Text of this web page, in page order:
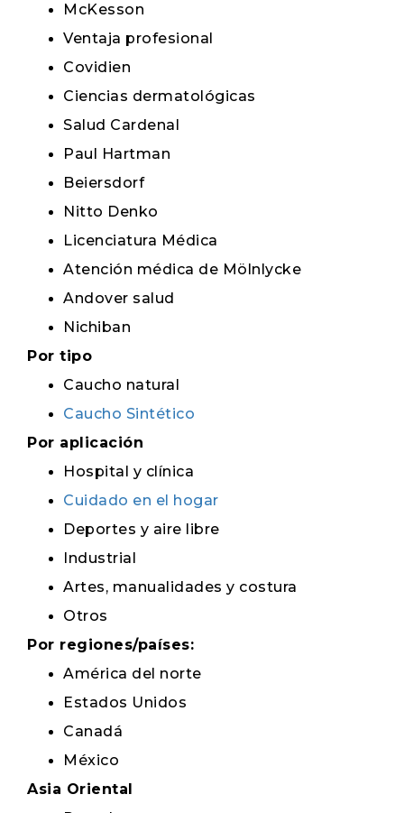
McKesson
Ventaja profesional
Covidien
Ciencias dermatológicas
Salud Cardenal
Paul Hartman
Beiersdorf
Nitto Denko
Licenciatura Médica
Atención médica de Mölnlycke
Andover salud
Nichiban
Por tipo
Caucho natural
Caucho Sintético
Por aplicación
Hospital y clínica
Cuidado en el hogar
Deportes y aire libre
Industrial
Artes, manualidades y costura
Otros
Por regiones/países:
América del norte
Estados Unidos
Canadá
México
Asia Oriental